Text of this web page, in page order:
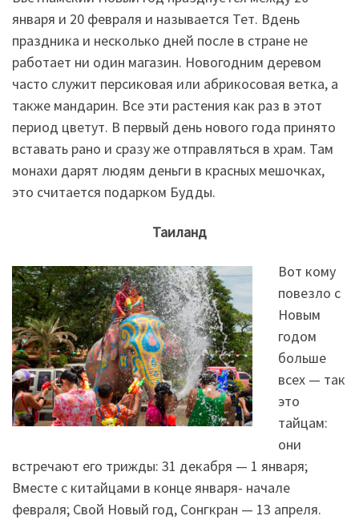
января и 20 февраля и называется Тет. Вдень
праздника и несколько дней после в стране не
работает ни один магазин. Новогодним деревом
часто служит персиковая или абрикосовая ветка, а
также мандарин. Все эти растения как раз в этот
период цветут. В первый день нового года принято
вставать рано и сразу же отправляться в храм. Там
монахи дарят людям деньги в красных мешочках,
это считается подарком Будды.
Таиланд
Вот кому
повезло с
Новым
годом
больше
всех — так
это
тайцам:
они
встречают его трижды: 31 декабря — 1 января;
Вместе с китайцами в конце января- начале
февраля; Свой Новый год, Сонгкран — 13 апреля.